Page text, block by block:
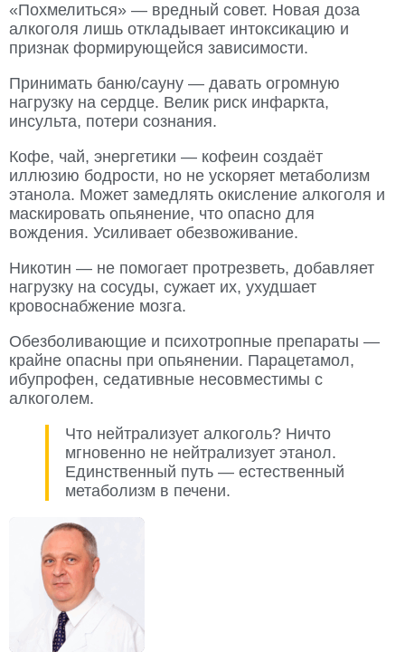
«Похмелиться» — вредный совет. Новая доза
алкоголя лишь откладывает интоксикацию и
признак формирующейся зависимости.
Принимать баню/сауну — давать огромную
нагрузку на сердце. Велик риск инфаркта,
инсульта, потери сознания.
Кофе, чай, энергетики — кофеин создаёт
иллюзию бодрости, но не ускоряет метаболизм
этанола. Может замедлять окисление алкоголя и
маскировать опьянение, что опасно для
вождения. Усиливает обезвоживание.
Никотин — не помогает протрезветь, добавляет
нагрузку на сосуды, сужает их, ухудшает
кровоснабжение мозга.
Обезболивающие и психотропные препараты —
крайне опасны при опьянении. Парацетамол,
ибупрофен, седативные несовместимы с
алкоголем.
Что нейтрализует алкоголь? Ничто
мгновенно не нейтрализует этанол.
Единственный путь — естественный
метаболизм в печени.